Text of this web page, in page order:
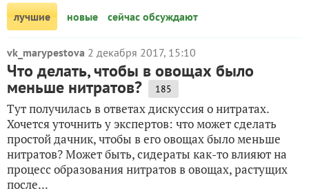
лучшие
новые сейчас обсуждают
vk_marypestova 2 декабря 2017, 15:10
Что делать, чтобы в овощах было
меньше нитратов? 185
Тут получилась в ответах дискуссия о нитратах.
Хочется уточнить у экспертов: что может сделать
простой дачник, чтобы в его овощах было меньше
нитратов? Может быть, сидераты как-то влияют на
процесс образования нитратов в овощах, растущих
после...